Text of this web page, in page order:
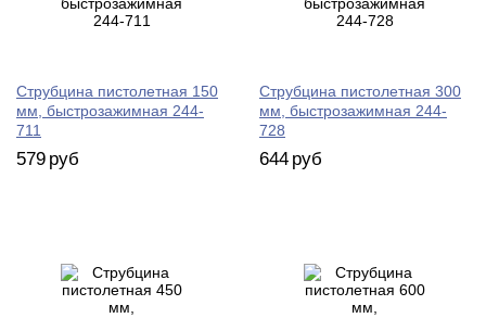
Струбцина пистолетная 150
мм, быстрозажимная 244-
711
579 руб
Струбцина пистолетная 300
мм, быстрозажимная 244-
728
644 руб